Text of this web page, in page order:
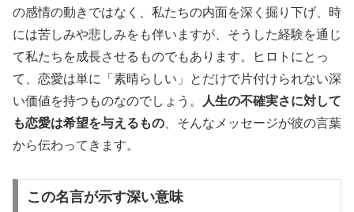
の感情の動きではなく、私たちの内面を深く掘り下げ、時
には苦しみや悲しみをも伴いますが、そうした経験を通じ
て私たちを成長させるものでもあります。ヒロトにとっ
て、恋愛は単に「素晴らしい」とだけで片付けられない深
い価値を持つものなのでしょう。
人生の不確実さに対して
も恋愛は希望を与えるもの 、そんなメッセージが彼の言葉
から伝わってきます。
この名言が示す深い意味